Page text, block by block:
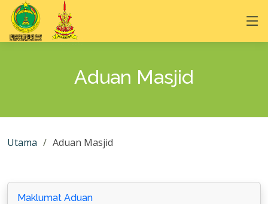
Aduan Masjid
Utama Aduan Masjid
Maklumat Aduan